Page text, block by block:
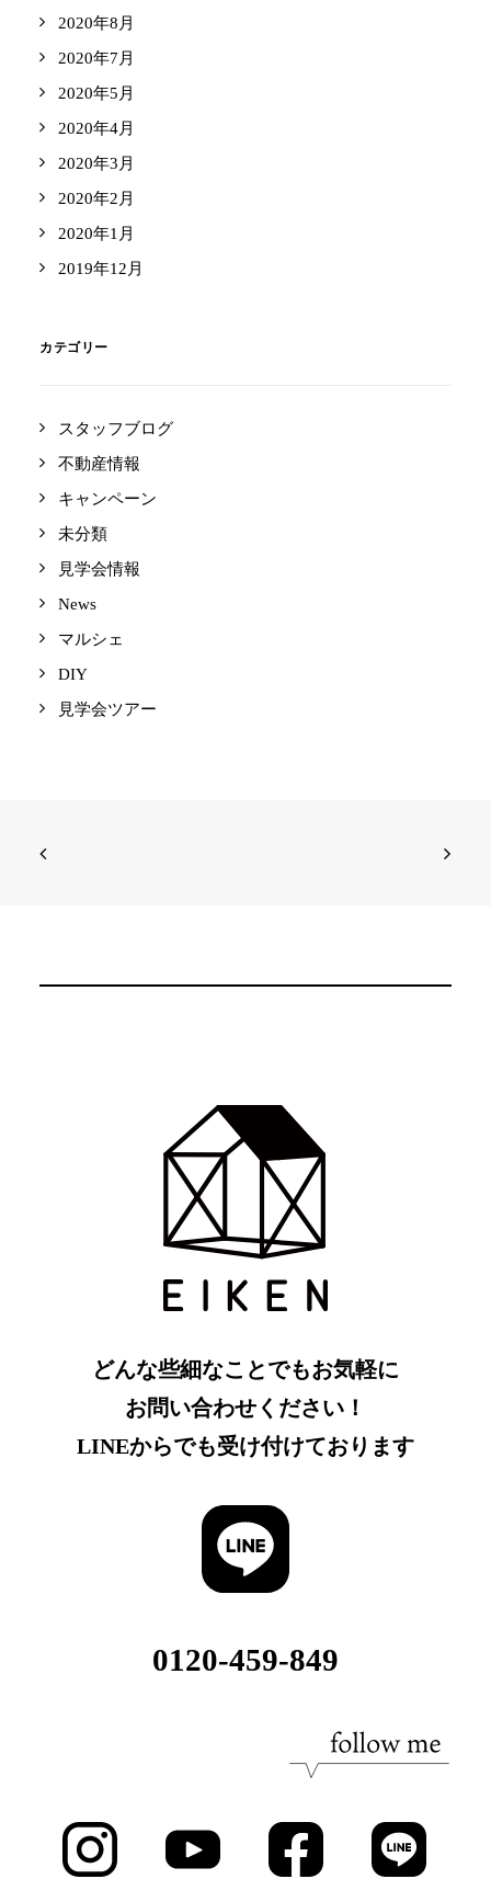
2020年8月
2020年7月
2020年5月
2020年4月
2020年3月
2020年2月
2020年1月
2019年12月
カテゴリー
スタッフブログ
不動産情報
キャンペーン
未分類
見学会情報
News
マルシェ
DIY
見学会ツアー
どんな些細なことでもお気軽に
お問い合わせください！
LINEからでも受け付けております
0120-459-849